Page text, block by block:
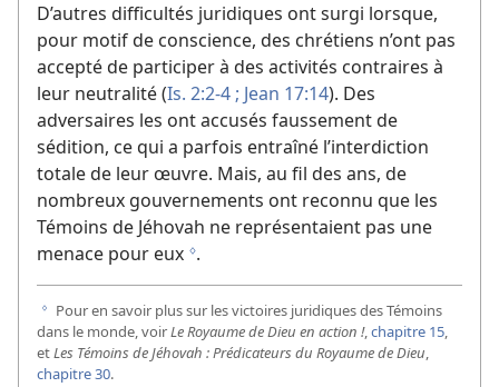
D’autres difficultés juridiques ont surgi lorsque,
pour motif de conscience, des chrétiens n’ont pas
accepté de participer à des activités contraires à
leur neutralité (Is. 2:2-4 ; Jean 17:14). Des
adversaires les ont accusés faussement de
sédition, ce qui a parfois entraîné l’interdiction
totale de leur œuvre. Mais, au fil des ans, de
nombreux gouvernements ont reconnu que les
Témoins de Jéhovah ne représentaient pas une
menace pour eux g.
g Pour en savoir plus sur les victoires juridiques des Témoins
dans le monde, voirLe Royaume de Dieu en action !,chapitre 15,
etLes Témoins de Jéhovah : Prédicateurs du Royaume de Dieu,
chapitre 30.